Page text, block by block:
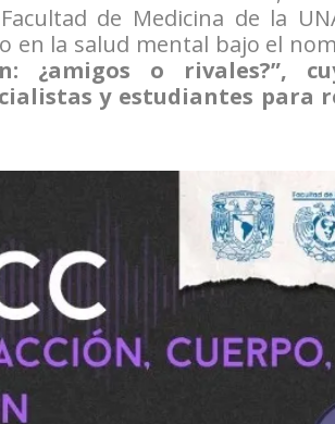
de Medicina de la
en la salud mental bajo el
¿amigos o rivales?”,
y estudiantes para